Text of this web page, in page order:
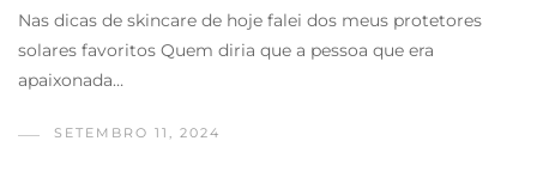
Nas dicas de skincare de hoje falei dos meus protetores
solares favoritos Quem diria que a pessoa que era
apaixonada…
SETEMBRO 11, 2024